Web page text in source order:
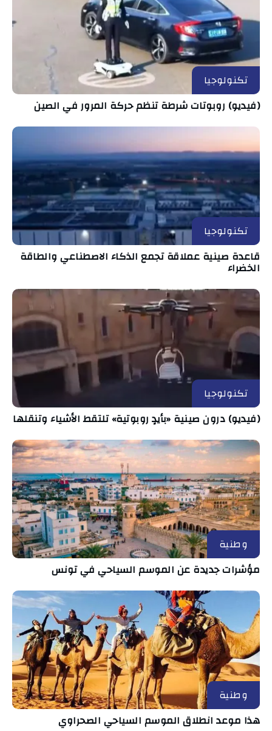
تكنولوجيا
(فيديو) روبوتات شرطة تنظم حركة المرور في الصين
تكنولوجيا
قاعدة صينية عملاقة تجمع الذكاء الاصطناعي والطاقة
الخضراء
تكنولوجيا
(فيديو) درون صينية «بأيدٍ روبوتية» تلتقط الأشياء وتنقلها
وطنية
مؤشرات جديدة عن الموسم السياحي في تونس
وطنية
هذا موعد انطلاق الموسم السياحي الصحراوي